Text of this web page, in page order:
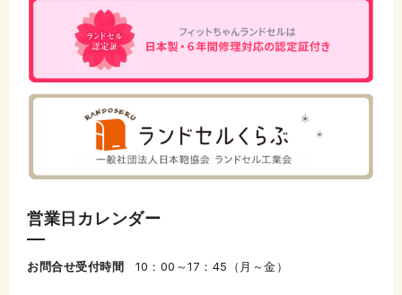
営業日カレンダー
お問合せ受付時間 10：00～17：45（月～金）